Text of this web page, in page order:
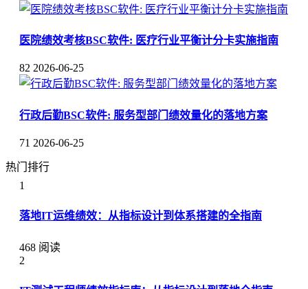
医院绩效考核BSC软件: 医疗行业平衡计分卡实施指南
82 2026-06-25
行政后勤BSC软件: 服务型部门绩效量化的落地方案
71 2026-06-25
热门排行
1
落地IT运维绩效：从指标设计到体系搭建的全指南
468 阅读
2